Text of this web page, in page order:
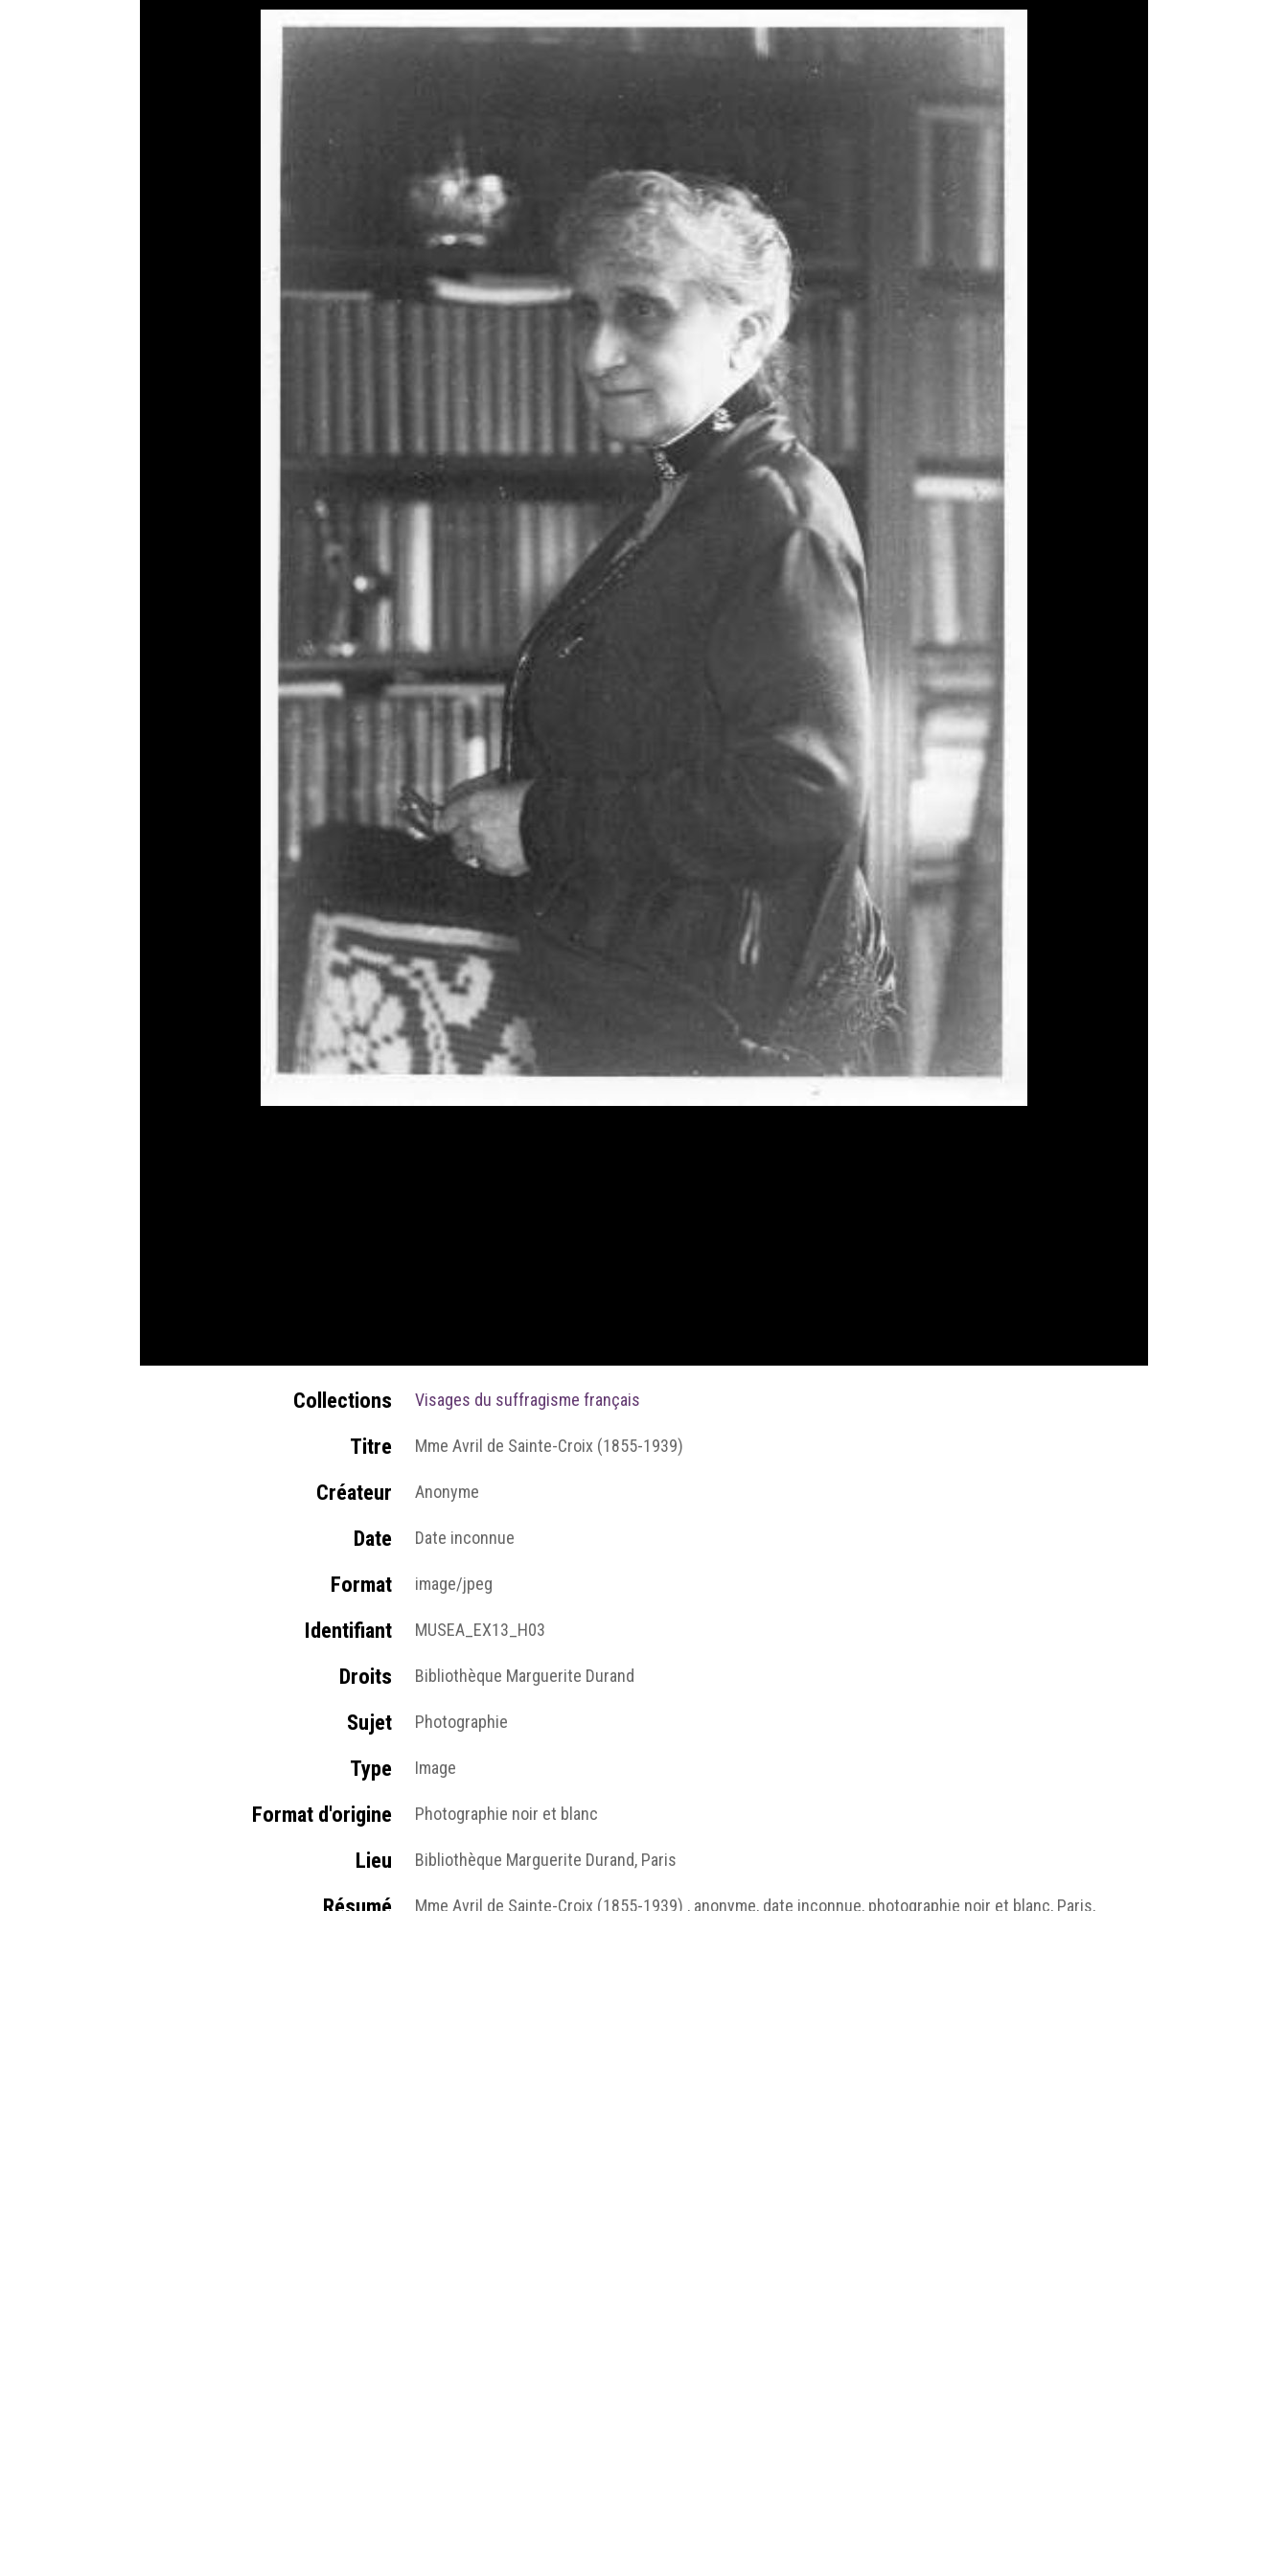
Collections Visages du suffragisme français
Titre Mme Avril de Sainte-Croix (1855-1939)
Créateur Anonyme
Date Date inconnue
Format image/jpeg
Identifiant MUSEA_EX13_H03
Droits Bibliothèque Marguerite Durand
Sujet Photographie
Type Image
Format d'origine Photographie noir et blanc
Lieu Bibliothèque Marguerite Durand, Paris
Résumé
Mme Avril de Sainte-Croix (1855-1939) , anonyme, date inconnue, photographie noir et blanc, Paris,